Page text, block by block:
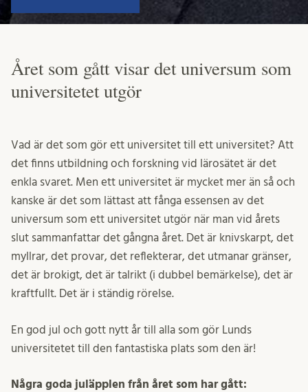
Året som gått visar det universum som
universitetet utgör
Vad är det som gör ett universitet till ett universitet? Att
det finns utbildning och forskning vid lärosätet är det
enkla svaret. Men ett universitet är mycket mer än så och
kanske är det som lättast att fånga essensen av det
universum som ett universitet utgör när man vid årets
slut sammanfattar det gångna året. Det är knivskarpt, det
myllrar, det provar, det reflekterar, det utmanar gränser,
det är brokigt, det är talrikt (i dubbel bemärkelse), det är
kraftfullt. Det är i ständig rörelse.
En god jul och gott nytt år till alla som gör Lunds
universitetet till den fantastiska plats som den är!
Några goda juläpplen från året som har gått: